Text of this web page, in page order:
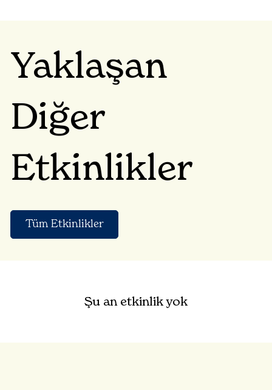
Yaklaşan
Diğer
Etkinlikler
Tüm Etkinlikler
Şu an etkinlik yok